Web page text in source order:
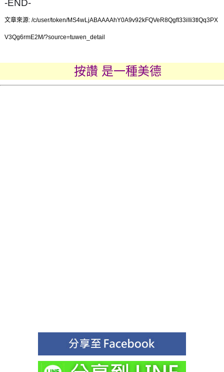
-END-
文章來源: /c/user/token/MS4wLjABAAAAhY0A9v92kFQVeR8QgfI33ilIi3tlQq3PX
V3Qg6rmE2M/?source=tuwen_detail
按讚 是一種美德